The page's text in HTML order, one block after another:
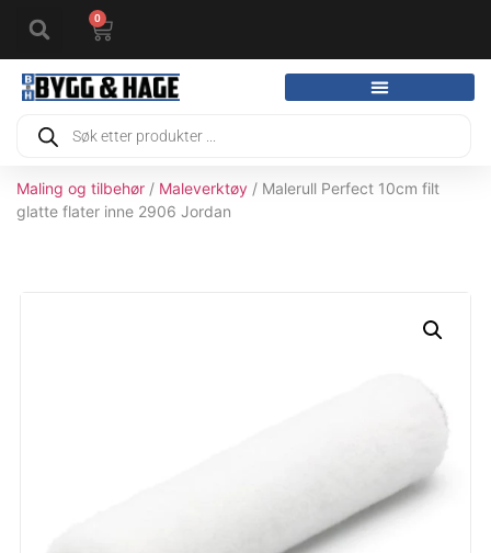
0
Maling og tilbehør / Maleverktøy / Malerull Perfect 10cm filt
glatte flater inne 2906 Jordan